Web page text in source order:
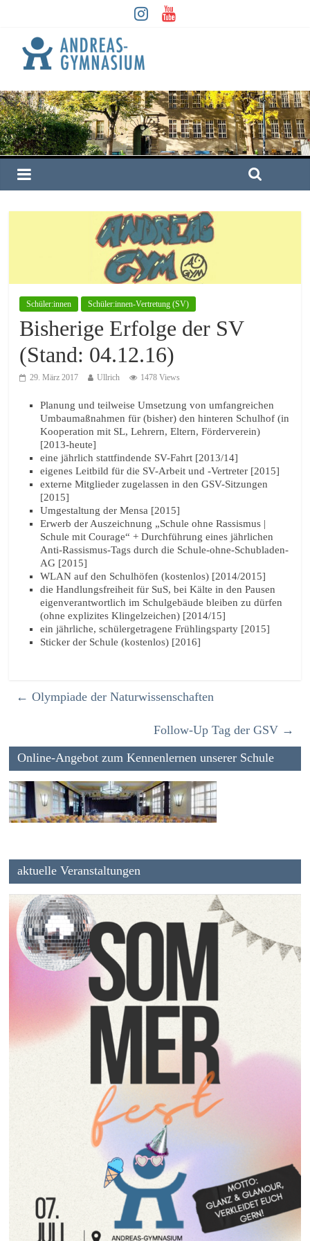
Schüler:innen Schüler:innen-Vertretung (SV)
Bisherige Erfolge der SV
(Stand: 04.12.16)
29. März 2017 Ullrich 1478 Views
Planung und teilweise Umsetzung von umfangreichen
Umbaumaßnahmen für (bisher) den hinteren Schulhof (in
Kooperation mit SL, Lehrern, Eltern, Förderverein)
[2013-heute]
eine jährlich stattfindende SV-Fahrt [2013/14]
eigenes Leitbild für die SV-Arbeit und -Vertreter [2015]
externe Mitglieder zugelassen in den GSV-Sitzungen
[2015]
Umgestaltung der Mensa [2015]
Erwerb der Auszeichnung „Schule ohne Rassismus |
Schule mit Courage“ + Durchführung eines jährlichen
Anti-Rassismus-Tags durch die Schule-ohne-Schubladen-
AG [2015]
WLAN auf den Schulhöfen (kostenlos) [2014/2015]
die Handlungsfreiheit für SuS, bei Kälte in den Pausen
eigenverantwortlich im Schulgebäude bleiben zu dürfen
(ohne explizites Klingelzeichen) [2014/15]
ein jährliche, schülergetragene Frühlingsparty [2015]
Sticker der Schule (kostenlos) [2016]
← Olympiade der Naturwissenschaften
Follow-Up Tag der GSV →
Online-Angebot zum Kennenlernen unserer Schule
aktuelle Veranstaltungen